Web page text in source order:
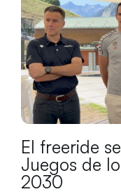
El freeride
Juegos de
2030